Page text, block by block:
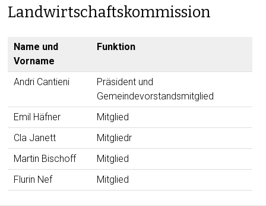
Landwirtschaftskommission
Name und
Vorname
Funktion
Andri Cantieni
Präsident und
Gemeindevorstandsmitglied
Emil Häfner
Mitglied
Cla Janett
Mitgliedr
Martin Bischoff
Mitglied
Flurin Nef
Mitglied